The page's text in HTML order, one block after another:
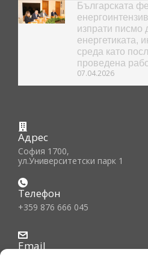
Българската
изпрати писмо
енергетиката,
среда като
проведена
07.04.2026
Адрес
София 1700,
ул.Университетски парк 1
Телефон
+359 876 666 045
Email